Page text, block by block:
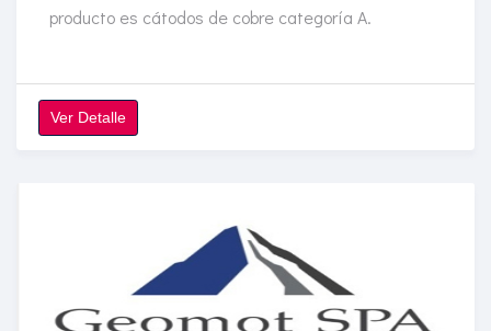
producto es cátodos de cobre categoría A.
Ver Detalle